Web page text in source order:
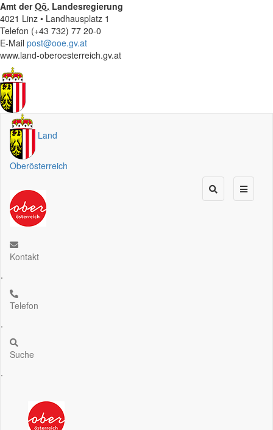
Amt derOö. Landesregierung
4021 Linz • Landhausplatz 1
Telefon (+43 732) 77 20-0
E-Mail post@ooe.gv.at
www.land-oberoesterreich.gv.at
Land
Oberösterreich
Kontakt
.
Telefon
.
Suche
.